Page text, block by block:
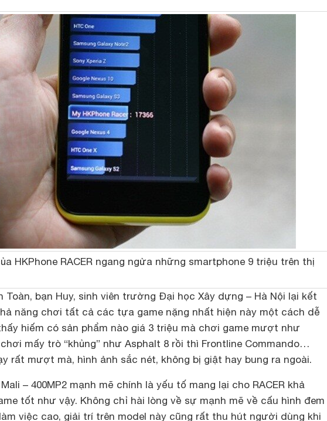
HKPhone RACER ngang ngửa những smartphone 9 triệu trên thị
Toàn, bạn Huy, sinh viên trường Đại học Xây dựng – Hà Nội lại kết
năng chơi tất cả các tựa game nặng nhất hiện này một cách dễ
hiếm có sản phẩm nào giá 3 triệu mà chơi game mượt như
chơi mấy trò “khủng” như Asphalt 8 rồi thì Frontline Commando…
rất mượt mà, hình ảnh sắc nét, không bị giật hay bung ra ngoài.
– 400MP2 mạnh mẽ chính là yếu tố mang lại cho RACER khả
tốt như vậy. Không chỉ hài lòng về sự mạnh mẽ về cấu hình đem
việc cao, giải trí trên model này cũng rất thu hút người dùng khi